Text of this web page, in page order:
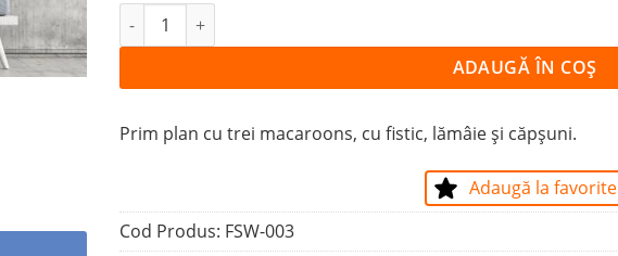
Cantitate Tablou 3 MACAROONS
ADAUGĂ ÎN COȘ
Prim plan cu trei macaroons, cu fistic, lămâie și căpșuni.
Adaugă la favorite
Cod Produs: FSW-003